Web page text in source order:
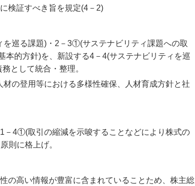
検証すべき旨を規定(4－2)
巡る課題)・2－3①(サステナビリティ課題への取
的方針)を、新設する4－4(サステナビリティを巡
として統合・整理。
の登用等における多様性確保、人材育成方針と社
－4①(取引の縮減を示唆することなどにより株式の
則に格上げ。
の高い情報が豊富に含まれていることため、株主総